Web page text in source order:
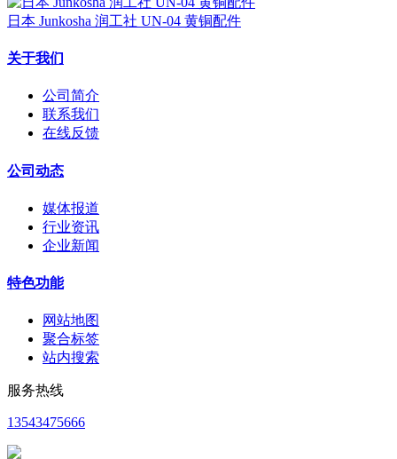
日本 Junkosha 润工社 UN-04 黄铜配件
关于我们
公司简介
联系我们
在线反馈
公司动态
媒体报道
行业资讯
企业新闻
特色功能
网站地图
聚合标签
站内搜索
服务热线
13543475666